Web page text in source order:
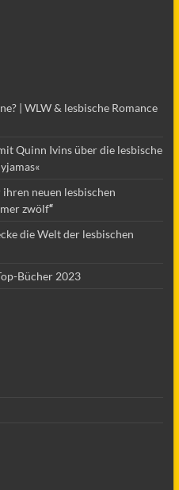
| WLW & lesbische Romance
Quinn Ivins über die lesbische
neuen lesbischen
zwölf“
die Welt der lesbischen
Bücher 2023